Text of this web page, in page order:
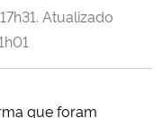
. Atualizado
que foram